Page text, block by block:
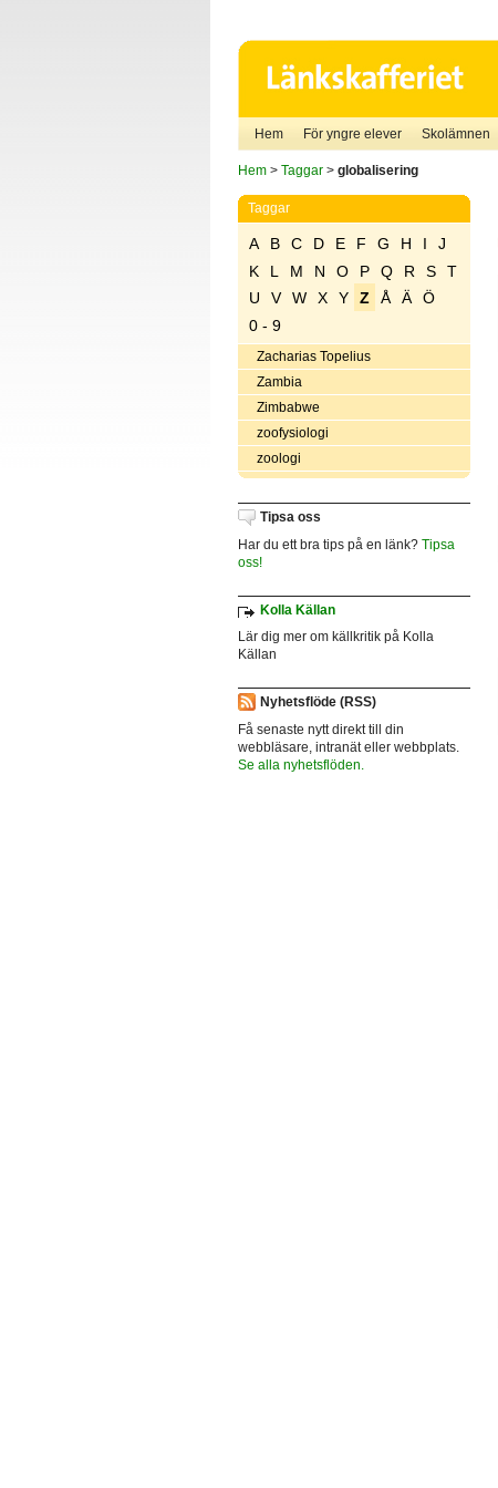
Hem För yngre elever Skolämnen
Hem> Taggar> globalisering
Taggar
A B C D E F G H I
J
K
L M N O P Q R S
T
U
V W X Y Z Å Ä
Ö
0 - 9
Zacharias Topelius
Zambia
Zimbabwe
zoofysiologi
zoologi
Tipsa oss
Har du ett bra tips på en länk? Tipsa
oss!
Kolla Källan
Lär dig mer om källkritik på Kolla
Källan
Nyhetsflöde (RSS)
Få senaste nytt direkt till din
webbläsare, intranät eller webbplats.
Se alla nyhetsflöden.